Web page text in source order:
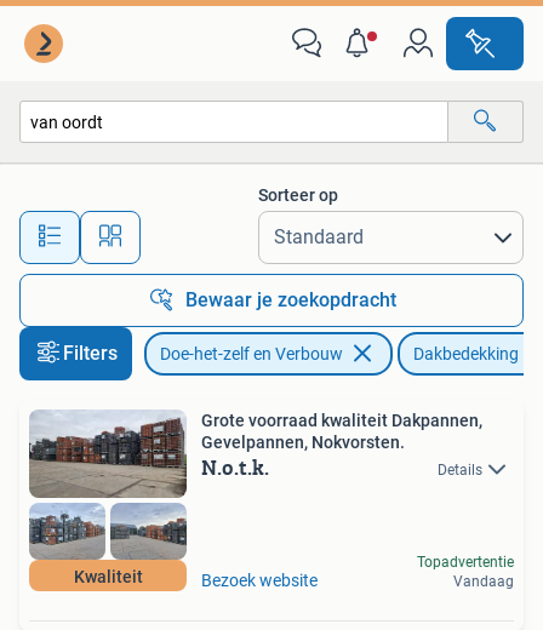
Alle afstanden…
Sorteer op
Bewaar je zoekopdracht
Filters Doe-het-zelf en Verbouw Dakbedekking
Kwaliteit
Grote voorraad kwaliteit Dakpannen,
Gevelpannen, Nokvorsten.
N.o.t.k. Details
Bezoek website
Topadvertentie
Vandaag